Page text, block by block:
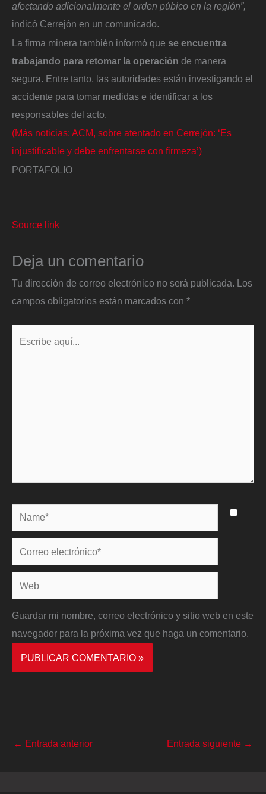
afectando adicionalmente el orden púbico en la región”,
indicó Cerrejón en un comunicado.
La firma minera también informó que se encuentra
trabajando para retomar la operación de manera
segura. Entre tanto, las autoridades están investigando el
accidente para tomar medidas e identificar a los
responsables del acto.
(Más noticias: ACM, sobre atentado en Cerrejón: ‘Es
injustificable y debe enfrentarse con firmeza’)
PORTAFOLIO
Source link
Deja un comentario
Tu dirección de correo electrónico no será publicada. Los
campos obligatorios están marcados con *
Name*
Correo
electrónico*
Web
Guardar mi nombre, correo electrónico y sitio web en este
navegador para la próxima vez que haga un comentario.
← Entrada anterior Entrada siguiente →